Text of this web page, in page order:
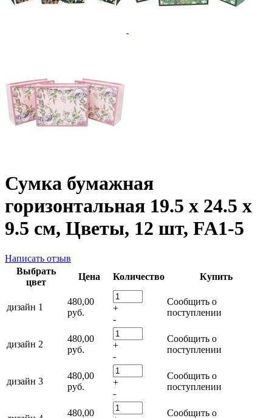
Сумка бумажная
горизонтальная 19.5 х 24.5 х
9.5 см, Цветы, 12 шт, FA1-5
Написать отзыв
Выбрать
цвет
Цена Количество Купить
дизайн 1
480,00
руб.
+
-
Сообщить о
поступлении
дизайн 2
480,00
руб.
+
-
Сообщить о
поступлении
дизайн 3
480,00
руб.
+
-
Сообщить о
поступлении
480,00 Сообщить о